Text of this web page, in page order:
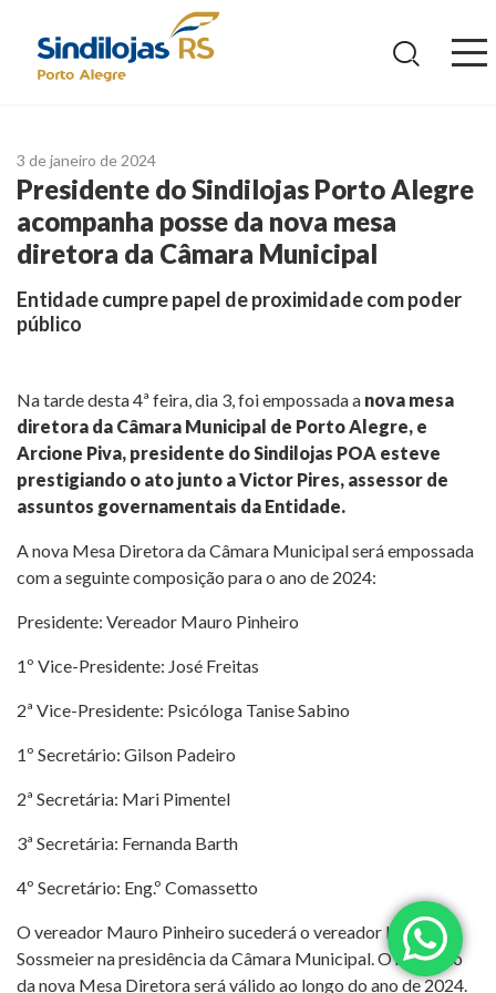
3 de janeiro de 2024
Presidente do Sindilojas Porto Alegre
acompanha posse da nova mesa
diretora da Câmara Municipal
Entidade cumpre papel de proximidade com poder
público
Na tarde desta 4ª feira, dia 3, foi empossada a nova mesa
diretora da Câmara Municipal de Porto Alegre, e
Arcione Piva, presidente do Sindilojas POA esteve
prestigiando o ato junto a Victor Pires, assessor de
assuntos governamentais da Entidade.
A nova Mesa Diretora da Câmara Municipal será empossada
com a seguinte composição para o ano de 2024:
Presidente: Vereador Mauro Pinheiro
1º Vice-Presidente: José Freitas
2ª Vice-Presidente: Psicóloga Tanise Sabino
1º Secretário: Gilson Padeiro
2ª Secretária: Mari Pimentel
3ª Secretária: Fernanda Barth
4º Secretário: Eng.º Comassetto
O vereador Mauro Pinheiro sucederá o vereador Hamilton
Sossmeier na presidência da Câmara Municipal. O mandato
da nova Mesa Diretora será válido ao longo do ano de 2024.